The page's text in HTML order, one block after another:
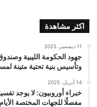
اكثر مشاهدة
11 ديسمبر، 2025
جهود الحكومة الليبية
وتأسيس بنية تحتية متينة
14 أبريل، 2025
خبراء أوروبيون: لا يوجد
مفصلًا للجهات المختصة